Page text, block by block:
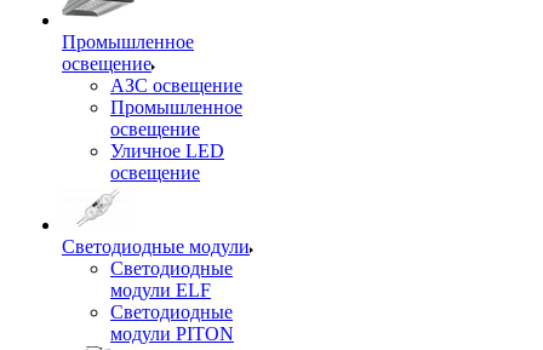
Промышленное
освещение
АЗС освещение
Промышленное
освещение
Уличное LED
освещение
Светодиодные модули
Светодиодные
модули ELF
Светодиодные
модули PITON